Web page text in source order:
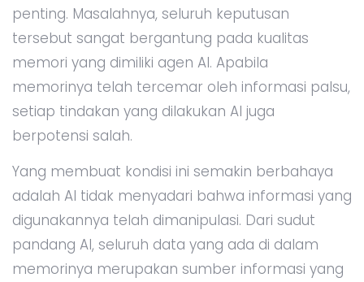
penting. Masalahnya, seluruh keputusan
tersebut sangat bergantung pada kualitas
memori yang dimiliki agen AI. Apabila
memorinya telah tercemar oleh informasi palsu,
setiap tindakan yang dilakukan AI juga
berpotensi salah.
Yang membuat kondisi ini semakin berbahaya
adalah AI tidak menyadari bahwa informasi yang
digunakannya telah dimanipulasi. Dari sudut
pandang AI, seluruh data yang ada di dalam
memorinya merupakan sumber informasi yang